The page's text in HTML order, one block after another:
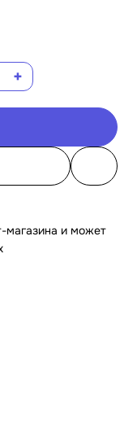
+
магазина и может